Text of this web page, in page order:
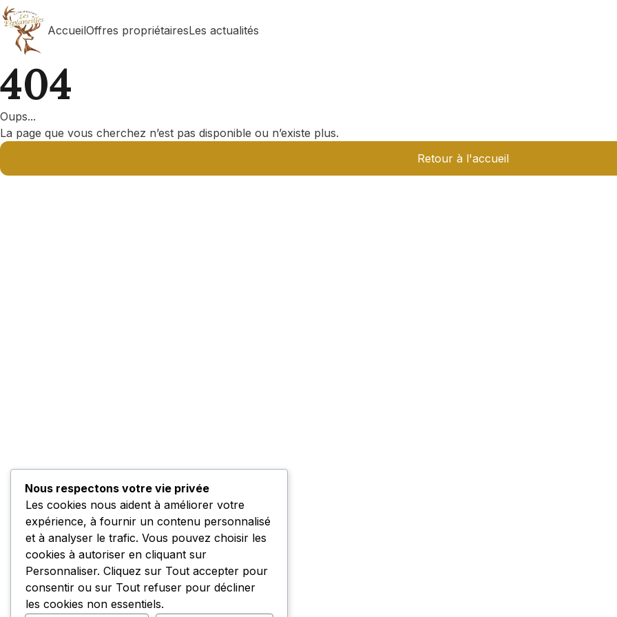
Skip
to
content
AccueilOffres propriétairesLes actualités
404
Oups...
La page que vous cherchez n’est pas disponible ou n’existe plus.
Retour à l'accueil
Nous respectons votre vie privée
Les cookies nous aident à améliorer votre
expérience, à fournir un contenu personnalisé
et à analyser le trafic. Vous pouvez choisir les
cookies à autoriser en cliquant sur
Personnaliser. Cliquez sur Tout accepter pour
consentir ou sur Tout refuser pour décliner
les cookies non essentiels.